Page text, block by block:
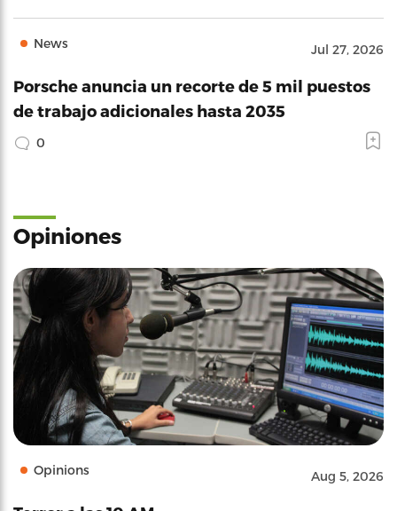
News Jul 27, 2026
Porsche anuncia un recorte de 5 mil puestos
de trabajo adicionales hasta 2035
0
Opiniones
Opinions Aug 5, 2026